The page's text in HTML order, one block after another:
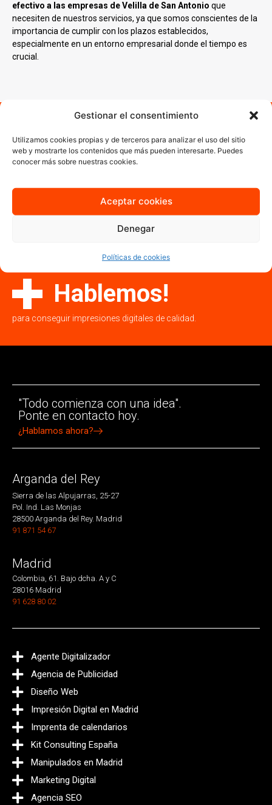
Gestionar el consentimiento
Utilizamos cookies propias y de terceros para analizar el uso del sitio
web y mostrarte los contenidos que más pueden interesarte. Puedes
conocer más sobre nuestras cookies.
Aceptar cookies
Denegar
Políticas de cookies
efectivo a las empresas de Velilla de San Antonio que
necesiten de nuestros servicios, ya que somos conscientes de la
importancia de cumplir con los plazos establecidos,
especialmente en un entorno empresarial donde el tiempo es
crucial.
¿Necesitas un servicio de
impresión digital en Velilla de
San Antonio?
Estás en el lugar correcto. Sabemos que el tiempo y el presupuesto
son esenciales y por ello ofrecemos soluciones eficientes y
accesibles sin comprometer la calidad. Nuestro equipo especializado
Hablemos!
para conseguir impresiones digitales de calidad.
"Todo comienza con una idea".
Ponte en contacto hoy.
¿Hablamos ahora?
Arganda del Rey
Sierra de las Alpujarras, 25-27
Pol. Ind. Las Monjas
28500 Arganda del Rey. Madrid
91 871 54 67
Madrid
Colombia, 61. Bajo dcha. A y C
28016 Madrid
91 628 80 02
Agente Digitalizador
Agencia de Publicidad
Diseño Web
Impresión Digital en Madrid
Imprenta de calendarios
Kit Consulting España
Manipulados en Madrid
Marketing Digital
Agencia SEO